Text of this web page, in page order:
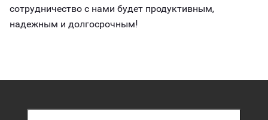
сотрудничество с нами будет продуктивным,
надежным и долгосрочным!